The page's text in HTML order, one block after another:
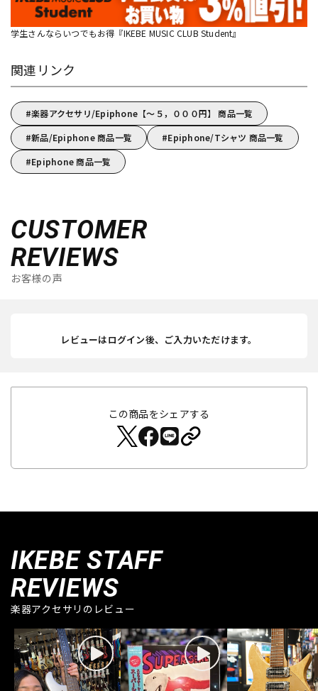
学生さんならいつでもお得『IKEBE MUSIC CLUB Student』
関連リンク
楽器アクセサリ/Epiphone【～５，０００円】 商品一覧
新品/Epiphone 商品一覧
Epiphone/Tシャツ 商品一覧
Epiphone 商品一覧
CUSTOMER
REVIEWS
お客様の声
レビューはログイン後、ご入力いただけます。
この商品をシェアする
IKEBE STAFF
REVIEWS
楽器アクセサリのレビュー